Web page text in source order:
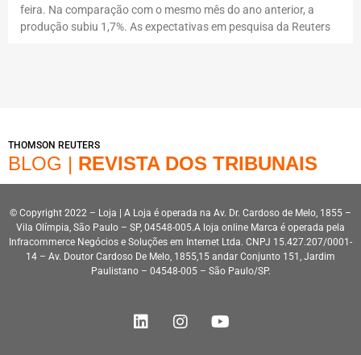
feira. Na comparação com o mesmo mês do ano anterior, a
produção subiu 1,7%. As expectativas em pesquisa da Reuters
THOMSON REUTERS
BLOG | REVISTA DOS TRIBUNAIS
© Copyright 2022 – Loja | A Loja é operada na Av. Dr. Cardoso de Melo, 1855 –
Vila Olímpia, São Paulo – SP, 04548-005.A loja online Marca é operada pela
Infracommerce Negócios e Soluções em Internet Ltda. CNPJ 15.427.207/0001-
14 – Av. Doutor Cardoso De Melo, 1855,15 andar Conjunto 151, Jardim
Paulistano – 04548-005 – São Paulo/SP.